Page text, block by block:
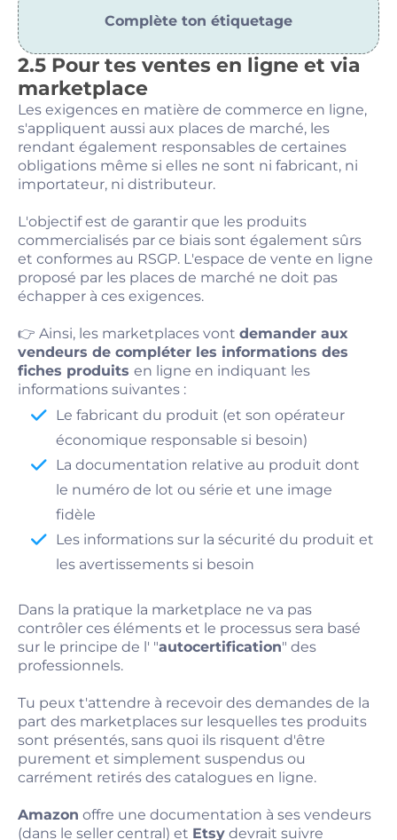
Complète ton étiquetage
2.5 Pour tes ventes en ligne et via
marketplace
Les exigences en matière de commerce en ligne,
s'appliquent aussi aux places de marché, les
rendant également responsables de certaines
obligations même si elles ne sont ni fabricant, ni
importateur, ni distributeur.
L'objectif est de garantir que les produits
commercialisés par ce biais sont également sûrs
et conformes au RSGP. L'espace de vente en ligne
proposé par les places de marché ne doit pas
échapper à ces exigences.
👉 Ainsi, les marketplaces vont demander aux
vendeurs de compléter les informations des
fiches produits en ligne en indiquant les
informations suivantes :
Le fabricant du produit (et son opérateur
économique responsable si besoin)
La documentation relative au produit dont
le numéro de lot ou série et une image
fidèle
Les informations sur la sécurité du produit et
les avertissements si besoin
Dans la pratique la marketplace ne va pas
contrôler ces éléments et le processus sera basé
sur le principe de l' "autocertification" des
professionnels.
Tu peux t'attendre à recevoir des demandes de la
part des marketplaces sur lesquelles tes produits
sont présentés, sans quoi ils risquent d'être
purement et simplement suspendus ou
carrément retirés des catalogues en ligne.
Amazon offre une documentation à ses vendeurs
(dans le seller central) et Etsy devrait suivre